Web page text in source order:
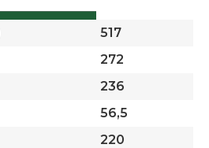
517
272
236
56,5
220